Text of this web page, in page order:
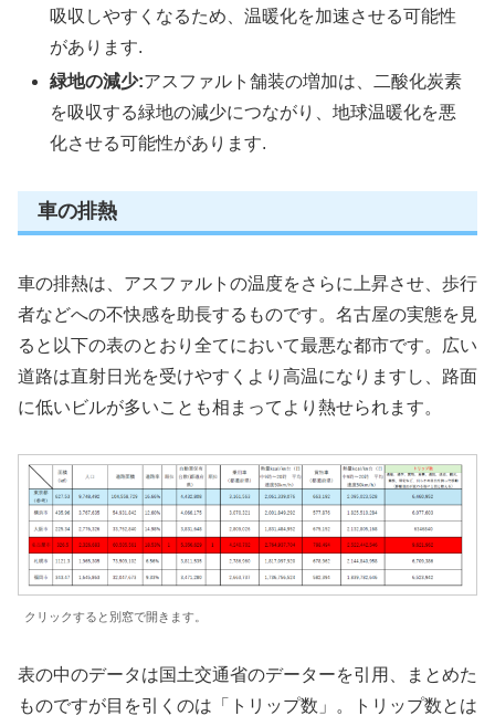
吸収しやすくなるため、温暖化を加速させる可能性
があります.
緑地の減少:アスファルト舗装の増加は、二酸化炭素
を吸収する緑地の減少につながり、地球温暖化を悪
化させる可能性があります.
車の排熱
車の排熱は、アスファルトの温度をさらに上昇させ、歩行
者などへの不快感を助長するものです。名古屋の実態を見
ると以下の表のとおり全てにおいて最悪な都市です。広い
道路は直射日光を受けやすくより高温になりますし、路面
に低いビルが多いことも相まってより熱せられます。
クリックすると別窓で開きます。
表の中のデータは国土交通省のデーターを引用、まとめた
ものですが目を引くのは「トリップ数」。トリップ数とは